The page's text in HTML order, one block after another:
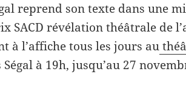
reprend son texte dans une
SACD révélation théâtrale de
à l’affiche tous les jours au
à 19h, jusqu’au 27